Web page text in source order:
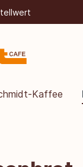
Kaffee